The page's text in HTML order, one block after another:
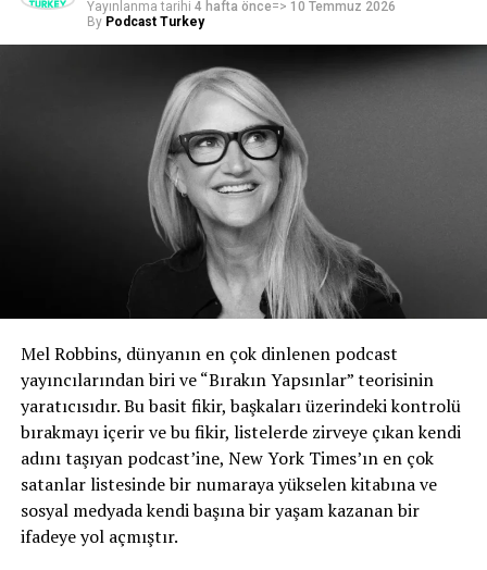
Google Asistan’da artık konuk, konu ve bölüme göre
arama yapılabilecek
YouTube’tan, video podcast kullanıcıları için özel kılavuz
Yayınlanma tarihi 4 hafta önce=> 10 Temmuz 2026
By Podcast Turkey
Mel Robbins, dünyanın en çok dinlenen podcast
yayıncılarından biri ve “Bırakın Yapsınlar” teorisinin
yaratıcısıdır. Bu basit fikir, başkaları üzerindeki kontrolü
bırakmayı içerir ve bu fikir, listelerde zirveye çıkan kendi
adını taşıyan podcast’ine, New York Times’ın en çok
satanlar listesinde bir numaraya yükselen kitabına ve
sosyal medyada kendi başına bir yaşam kazanan bir
ifadeye yol açmıştır.